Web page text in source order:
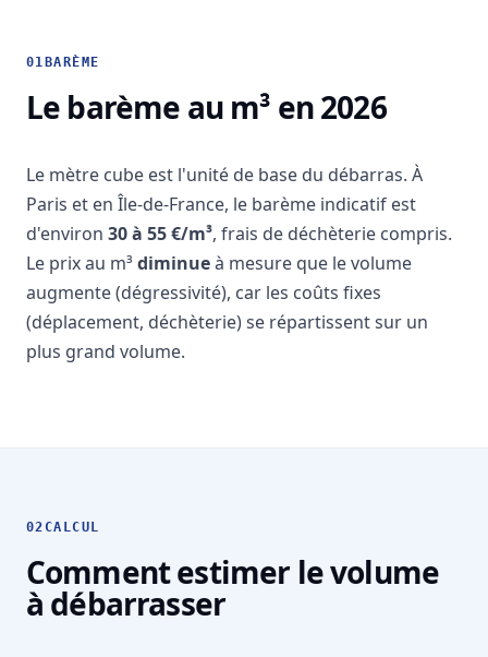
01BARÈME
Le barème au m³ en 2026
Le mètre cube est l'unité de base du débarras. À
Paris et en Île-de-France, le barème indicatif est
d'environ 30 à 55 €/m³, frais de déchèterie compris.
Le prix au m³ diminueà mesure que le volume
augmente (dégressivité), car les coûts fixes
(déplacement, déchèterie) se répartissent sur un
plus grand volume.
02 CALCUL
Comment estimer le volume
à débarrasser